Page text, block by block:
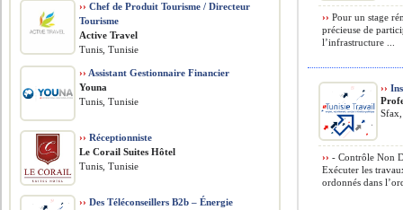
›› Pour un stage
précieuse de
l’infrastructure ...
››
›› - Contrôle Non
Exécuter les
ordonnés dans
›› Chef de Produit Tourisme / Directeur
Tourisme
Active Travel
Tunis, Tunisie
›› Assistant Gestionnaire Financier
Youna
Tunis, Tunisie
›› Réceptionniste
Le Corail Suites Hôtel
Tunis, Tunisie
›› Des Téléconseillers B2b – Énergie